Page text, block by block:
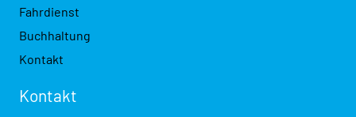
Fahrdienst
Buchhaltung
Kontakt
Kontakt